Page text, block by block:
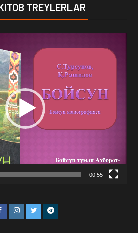
TREYLERLAR
00:55